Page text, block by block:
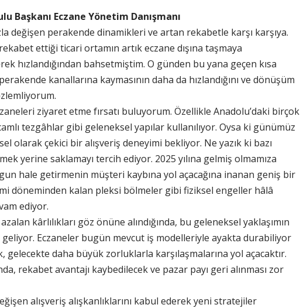
Başkanı Eczane Yönetim Danışmanı
değişen perakende dinamikleri ve artan rekabetle karşı karşıya.
ettiği ticari ortamın artık eczane dışına taşmaya
hızlandığından bahsetmiştim. O günden bu yana geçen kısa
kanallarına kaymasının daha da hızlandığını ve dönüşüm
ziyaret etme fırsatı buluyorum. Özellikle Anadolu’daki birçok
tezgâhlar gibi geleneksel yapılar kullanılıyor. Oysa ki günümüz
olarak çekici bir alışveriş deneyimi bekliyor. Ne yazık ki bazı
yerine saklamayı tercih ediyor. 2025 yılına gelmiş olmamıza
hale getirmenin müşteri kaybına yol açacağına inanan geniş bir
döneminden kalan pleksi bölmeler gibi fiziksel engeller hâlâ
ediyor.
kârlılıkları göz önüne alındığında, bu geleneksel yaklaşımın
Eczaneler bugün mevcut iş modelleriyle ayakta durabiliyor
daha büyük zorluklarla karşılaşmalarına yol açacaktır.
rekabet avantajı kaybedilecek ve pazar payı geri alınması zor
alışveriş alışkanlıklarını kabul ederek yeni stratejiler